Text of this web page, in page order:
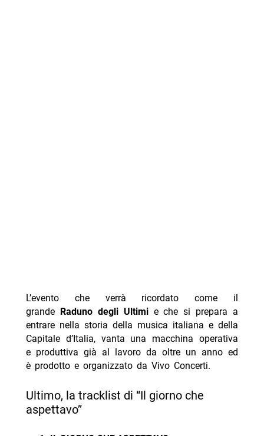
L’evento che verrà ricordato come il
grande
Raduno degli Ultimi e che si prepara a
entrare nella storia della musica italiana e della
Capitale d’Italia, vanta una macchina operativa
e produttiva già al lavoro da oltre un anno ed
è prodotto e organizzato da Vivo Concerti.
Ultimo, la tracklist di “Il giorno che
aspettavo”